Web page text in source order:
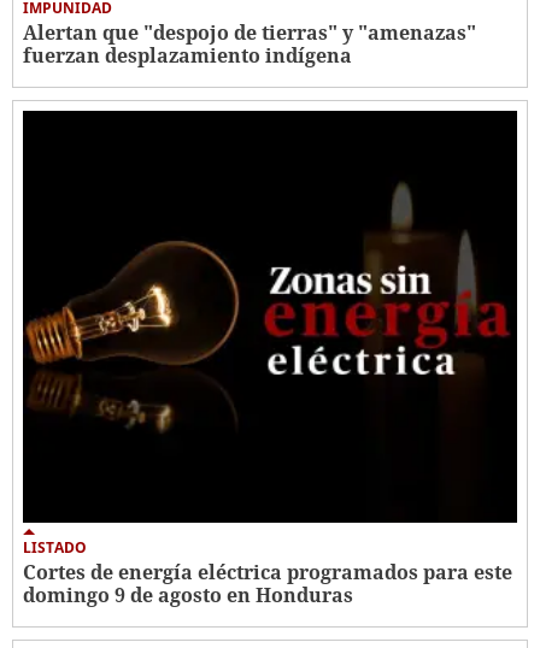
IMPUNIDAD
Alertan que "despojo de tierras" y "amenazas"
fuerzan desplazamiento indígena
LISTADO
Cortes de energía eléctrica programados para este
domingo 9 de agosto en Honduras